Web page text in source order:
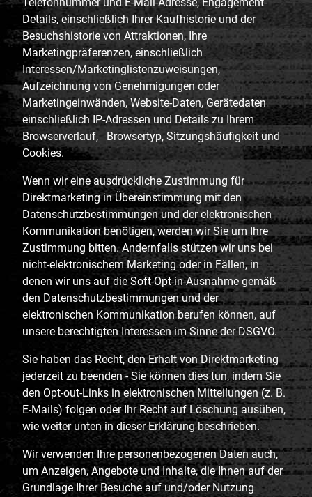
Details, einschließlich Ihrer Kaufhistorie und der
Besuchshistorie von Attraktionen, Ihre
Marketingpräferenzen, einschließlich
Interessen/Marketinglistenzuweisungen,
Aufzeichnung von Genehmigungen oder
Marketingeinwänden, Website-Daten, Gerätedaten
einschließlich IP-Adressen und Details zu Ihrem
Browserverlauf, Browsertyp, Sitzungshäufigkeit und
Cookies.
Wenn wir eine ausdrückliche Zustimmung für
Direktmarketing in Übereinstimmung mit den
Datenschutzbestimmungen und der elektronischen
Kommunikation benötigen, werden wir Sie um Ihre
Zustimmung bitten. Andernfalls stützen wir uns bei
nicht-elektronischem Marketing oder in Fällen, in
denen wir uns auf die Soft-Opt-in-Ausnahme gemäß
den Datenschutzbestimmungen und der
elektronischen Kommunikation berufen können, auf
unsere berechtigten Interessen im Sinne der DSGVO.
Sie haben das Recht, den Erhalt von Direktmarketing
jederzeit zu beenden - Sie können dies tun, indem Sie
den Opt-out-Links in elektronischen Mitteilungen (z. B.
E-Mails) folgen oder Ihr Recht auf Löschung ausüben,
wie weiter unten in dieser Erklärung beschrieben.
Wir verwenden Ihre personenbezogenen Daten auch,
um Anzeigen, Angebote und Inhalte, die Ihnen auf der
Grundlage Ihrer Besuche auf und/oder Nutzung